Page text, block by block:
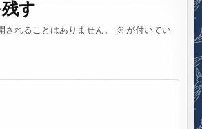
す
されることはありません。 ※ が付いてい